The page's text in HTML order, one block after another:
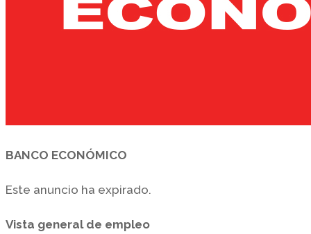
BANCO ECONÓMICO
Este anuncio ha expirado.
Vista general de empleo